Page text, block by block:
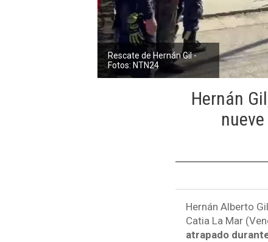
Rescate de Hernán Gil -
Fotos: NTN24
Hernán
Hernán Alberto
Catia La Mar
atrapado